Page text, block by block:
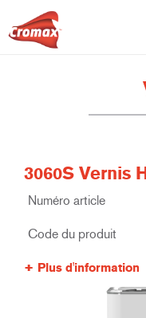
3060S Vernis
Numéro article
Code du produit
Plus d'information